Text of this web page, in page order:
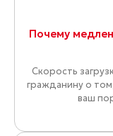
Почему
Скорость
гражданину о
ваш